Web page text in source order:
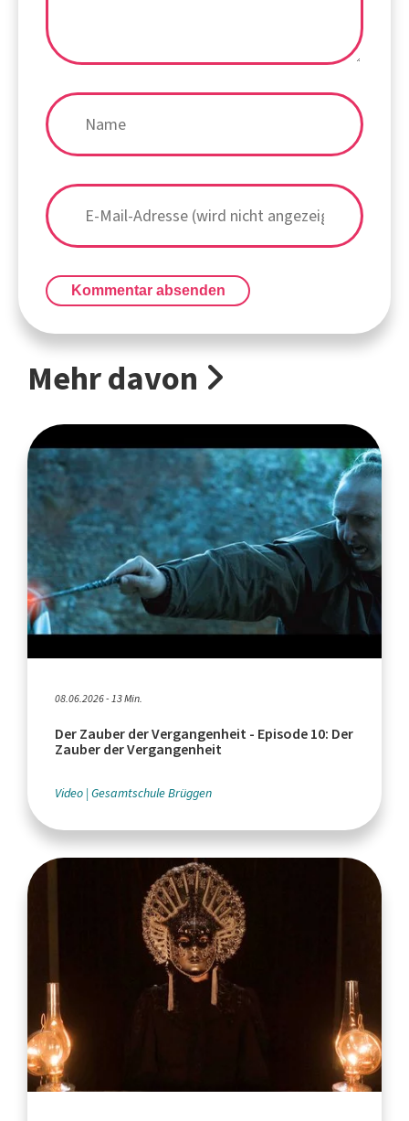
Kommentar absenden
Mehr davon
08.06.2026 - 13 Min.
Der Zauber der Vergangenheit - Episode 10: Der
Zauber der Vergangenheit
Video Gesamtschule Brüggen